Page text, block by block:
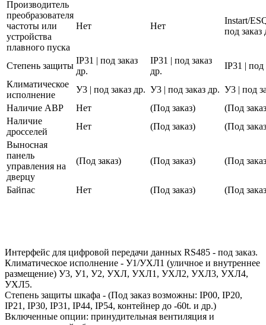
Производитель
преобразователя
частоты или
устройства
плавного пуска
Нет Нет
Instart/
под заказ
Степень защиты
IP31 | под заказ
др.
IP31 | под заказ
др.
IP31 | под
Климатическое
исполнение
У3 | под заказ др. У3 | под заказ др. У3 | под
Наличие АВР
Нет (Под заказ)
(Под
Наличие
дросселей
Нет (Под заказ)
(Под
Выносная
панель
управления на
дверцу
(Под заказ) (Под заказ) (Под
Байпас Нет (Под заказ) (Под
Интерфейс для цифровой передачи данных RS485 - под заказ.
Климатическое исполнение - У1/УХЛ1 (уличное и внутреннее
размещение) У3, У1, У2, УХЛ, УХЛ1, УХЛ2, УХЛ3, УХЛ4,
УХЛ5.
Степень защиты шкафа - (Под заказ возможны: IP00, IP20,
IP21, IP30, IP31, IP44, IP54, контейнер до -60t. и др.)
Включенные опции: принудительная вентиляция и